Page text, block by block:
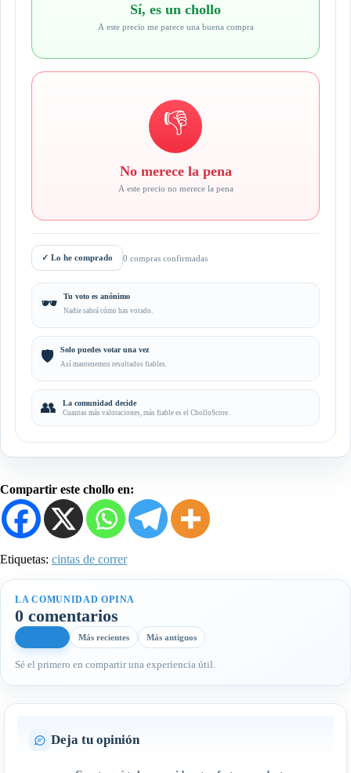
Sí, es un chollo
A este precio me parece una buena compra
👎
No merece la pena
A este precio no merece la pena
✓ Lo he comprado 0 compras confirmadas
🕶️ Tu voto es anónimo
Nadie sabrá cómo has votado.
🛡️ Solo puedes votar una vez
Así mantenemos resultados fiables.
👥 La comunidad decide
Cuantas más valoraciones, más fiable es el CholloScore.
Compartir este chollo en:
Etiquetas: cintas de correr
LA COMUNIDAD OPINA
0 comentarios
Más recientes Más antiguos
Sé el primero en compartir una experiencia útil.
Deja tu opinión